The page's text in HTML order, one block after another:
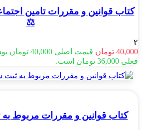
کتاب قوانین و مقررات تامین
⚖️
۲
40,000 تومان قیمت اصلی 40,000 تومان بود.
فعلی 36,000 تومان است.
کتاب قوانین و مقررات مربوط